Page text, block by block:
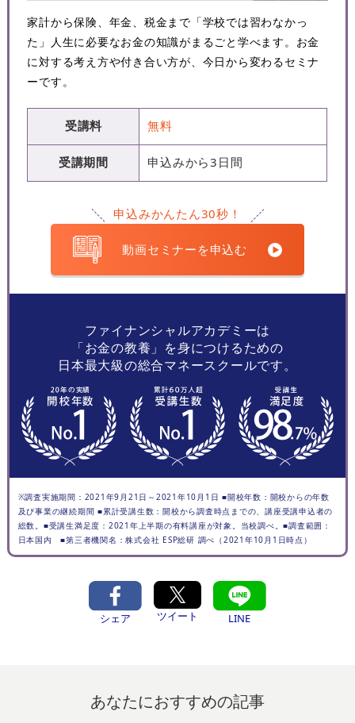
家計から保険、年金、税金まで「学校では習わなかっ
た」人生に必要なお金の知識がまるごと学べます。お金
に対する考え方や付き合い方が、今日から変わるセミナ
ーです。
受講料 無料
受講期間 申込みから3日間
申込みかんたん30秒！
動画セミナーを申込む
ファイナンシャルアカデミーは
「お金の教養」を身につけるための
日本最大級の総合マネースクールです。
※調査実施期間：2021年9月21日～2021年10月1日 ■開校年数：開校からの年数
及び事業の継続期間 ■累計受講生数：開校から調査時点までの、講座受講申込者の
総数。■受講生満足度：2021年上半期の有料講座が対象。当校調べ。■調査範囲：
日本国内 ■第三者機関名：株式会社 ESP総研 調べ（2021年10月1日時点）
シェア ツイート LINE
あなたにおすすめの記事